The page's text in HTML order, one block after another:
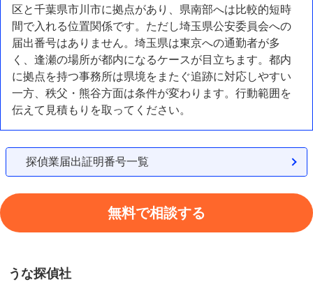
区と千葉県市川市に拠点があり、県南部へは比較的短時
間で入れる位置関係です。ただし埼玉県公安委員会への
届出番号はありません。埼玉県は東京への通勤者が多
く、逢瀬の場所が都内になるケースが目立ちます。都内
に拠点を持つ事務所は県境をまたぐ追跡に対応しやすい
一方、秩父・熊谷方面は条件が変わります。行動範囲を
伝えて見積もりを取ってください。
探偵業届出証明番号一覧
無料で相談する
うな探偵社